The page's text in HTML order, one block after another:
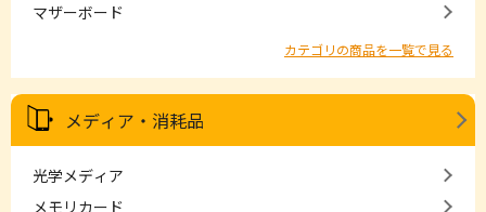
マザーボード
カテゴリの商品を一覧で見る
メディア・消耗品
光学メディア
メモリカード